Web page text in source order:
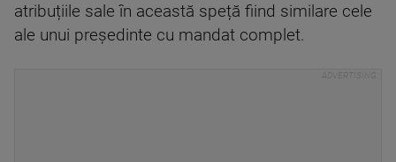
atribuțiile sale în această speță fiind similare cele
ale unui președinte cu mandat complet.